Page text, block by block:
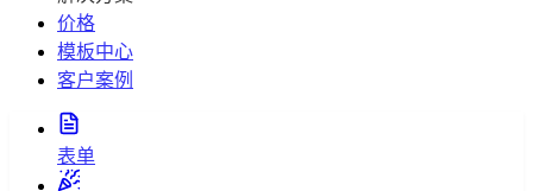
价格
模板中心
客户案例
表单